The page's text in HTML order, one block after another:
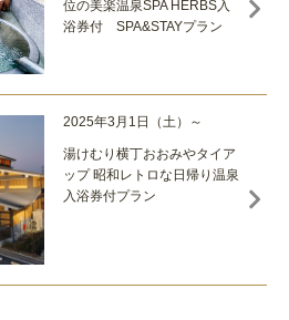
位の美楽温泉SPA HERBS入
浴券付 SPA&STAYプラン
2025年3月1日（土）～
湯けむり横丁おおみやタイア
ップ 昭和レトロな日帰り温泉
入浴券付プラン